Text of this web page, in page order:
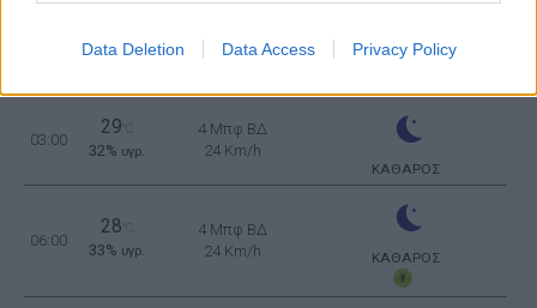
Data Deletion Data Access Privacy Policy
°C
4 Μπφ ΒΔ
03:00
29
32% υγρ.
4 Μπφ ΒΔ
24 Km/h
ΚΑΘΑΡΟΣ
06:00
28
33% υγρ.
4 Μπφ ΒΔ
24 Km/h
ΚΑΘΑΡΟΣ